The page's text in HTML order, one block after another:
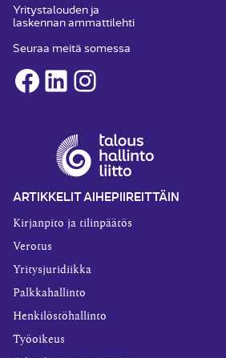
Yritystalouden ja
laskennan ammattilehti
Seuraa meitä somessa
Facebook
LinkedInInstagram
ARTIKKELIT AIHEPIIREITTÄIN
Kirjanpito ja tilinpäätös
Verotus
Yritysjuridiikka
Palkkahallinto
Henkilöstöhallinto
Työoikeus